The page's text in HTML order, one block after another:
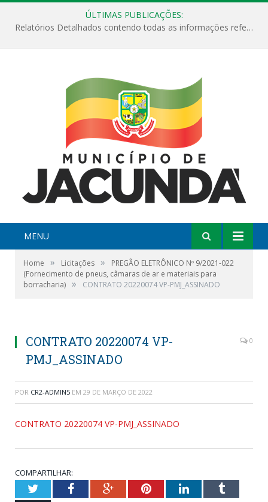
ÚLTIMAS PUBLICAÇÕES:
Relatórios Detalhados contendo todas as informações referentes a execução de recursos destinados ao fomento de projetos culturais no Município de Jacundá entre os anos de 2022 ao presente ano de 2026.
MENU
Home » Licitações »
PREGÃO ELETRÔNICO Nº 9/2021-022
(Fornecimento de pneus, câmaras de ar e materiais para
borracharia) » CONTRATO 20220074 VP-PMJ_ASSINADO
CONTRATO 20220074 VP-
PMJ_ASSINADO
0
POR CR2-ADMIN5 EM 29 DE MARÇO DE 2022
CONTRATO 20220074 VP-PMJ_ASSINADO
COMPARTILHAR:
TwitterFacebookGoogle+PinterestLinkedInTumblr